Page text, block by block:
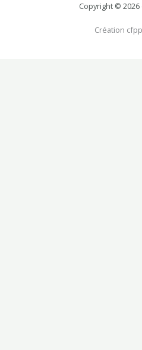
Copyright ©
Création